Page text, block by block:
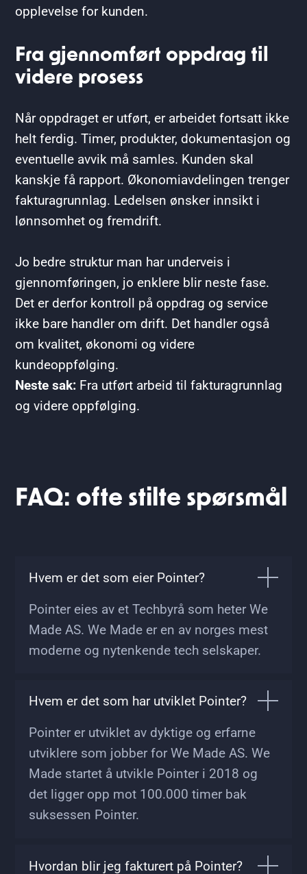
opplevelse for kunden.
Fra gjennomført oppdrag til
videre prosess
Når oppdraget er utført, er arbeidet fortsatt ikke
helt ferdig. Timer, produkter, dokumentasjon og
eventuelle avvik må samles. Kunden skal
kanskje få rapport. Økonomiavdelingen trenger
fakturagrunnlag. Ledelsen ønsker innsikt i
lønnsomhet og fremdrift.
Jo bedre struktur man har underveis i
gjennomføringen, jo enklere blir neste fase.
Det er derfor kontroll på oppdrag og service
ikke bare handler om drift. Det handler også
om kvalitet, økonomi og videre
kundeoppfølging.
Neste sak: Fra utført arbeid til fakturagrunnlag
og videre oppfølging.
FAQ: ofte stilte spørsmål
Hvem er det som eier Pointer?
Pointer eies av et Techbyrå som heter We
Made AS. We Made er en av norges mest
moderne og nytenkende tech selskaper.
Hvem er det som har utviklet Pointer?
Pointer er utviklet av dyktige og erfarne
utviklere som jobber for We Made AS. We
Made startet å utvikle Pointer i 2018 og
det ligger opp mot 100.000 timer bak
suksessen Pointer.
Hvordan blir jeg fakturert på Pointer?